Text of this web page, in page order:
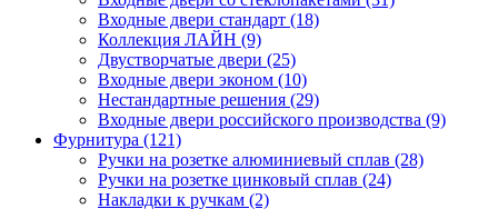
Входные двери стандарт (18)
Коллекция ЛАЙН (9)
Двустворчатые двери (25)
Входные двери эконом (10)
Нестандартные решения (29)
Входные двери российского производства (9)
Фурнитура (121)
Ручки на розетке алюминиевый сплав (28)
Ручки на розетке цинковый сплав (24)
Накладки к ручкам (2)